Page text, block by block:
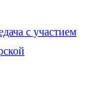
с участием